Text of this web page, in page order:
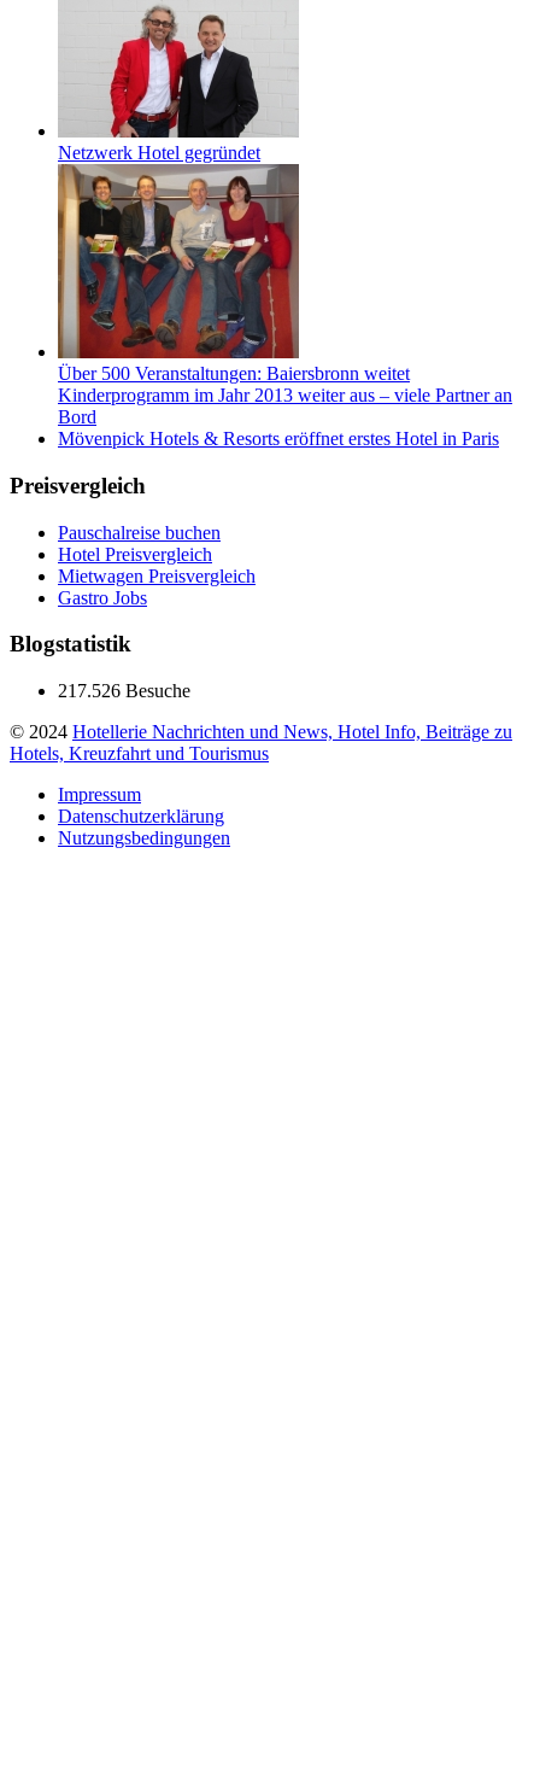
Netzwerk Hotel gegründet
Über 500 Veranstaltungen: Baiersbronn weitet
Kinderprogramm im Jahr 2013 weiter aus – viele Partner an
Bord
Mövenpick Hotels & Resorts eröffnet erstes Hotel in Paris
Preisvergleich
Pauschalreise buchen
Hotel Preisvergleich
Mietwagen Preisvergleich
Gastro Jobs
Blogstatistik
217.526 Besuche
© 2024 Hotellerie Nachrichten und News, Hotel Info, Beiträge zu
Hotels, Kreuzfahrt und Tourismus
Impressum
Datenschutzerklärung
Nutzungsbedingungen